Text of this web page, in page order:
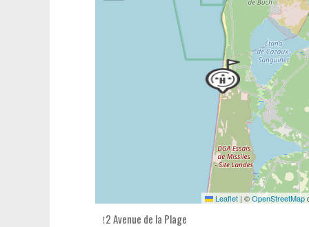
Leaflet | ©OpenStreetMap
2 Avenue de la Plage